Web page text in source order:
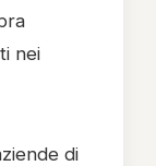
nei
di